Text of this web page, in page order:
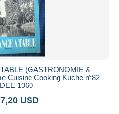
(GASTRONOMIE &
Cuisine Cooking Kuche n°82
1960
USD